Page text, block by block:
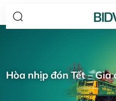
Hòa nhịp đón Tết –